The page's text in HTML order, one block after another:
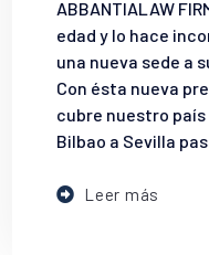
ABBANTIALAW
edad y lo hace
una nueva sede a
Con ésta nueva
cubre nuestro país
Bilbao a Sevilla
Leer más